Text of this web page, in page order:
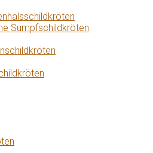
Sumpfschildkröten